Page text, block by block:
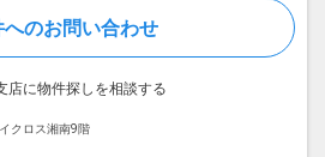
へのお問い合わせ
店に物件探しを相談する
クロス湘南9階